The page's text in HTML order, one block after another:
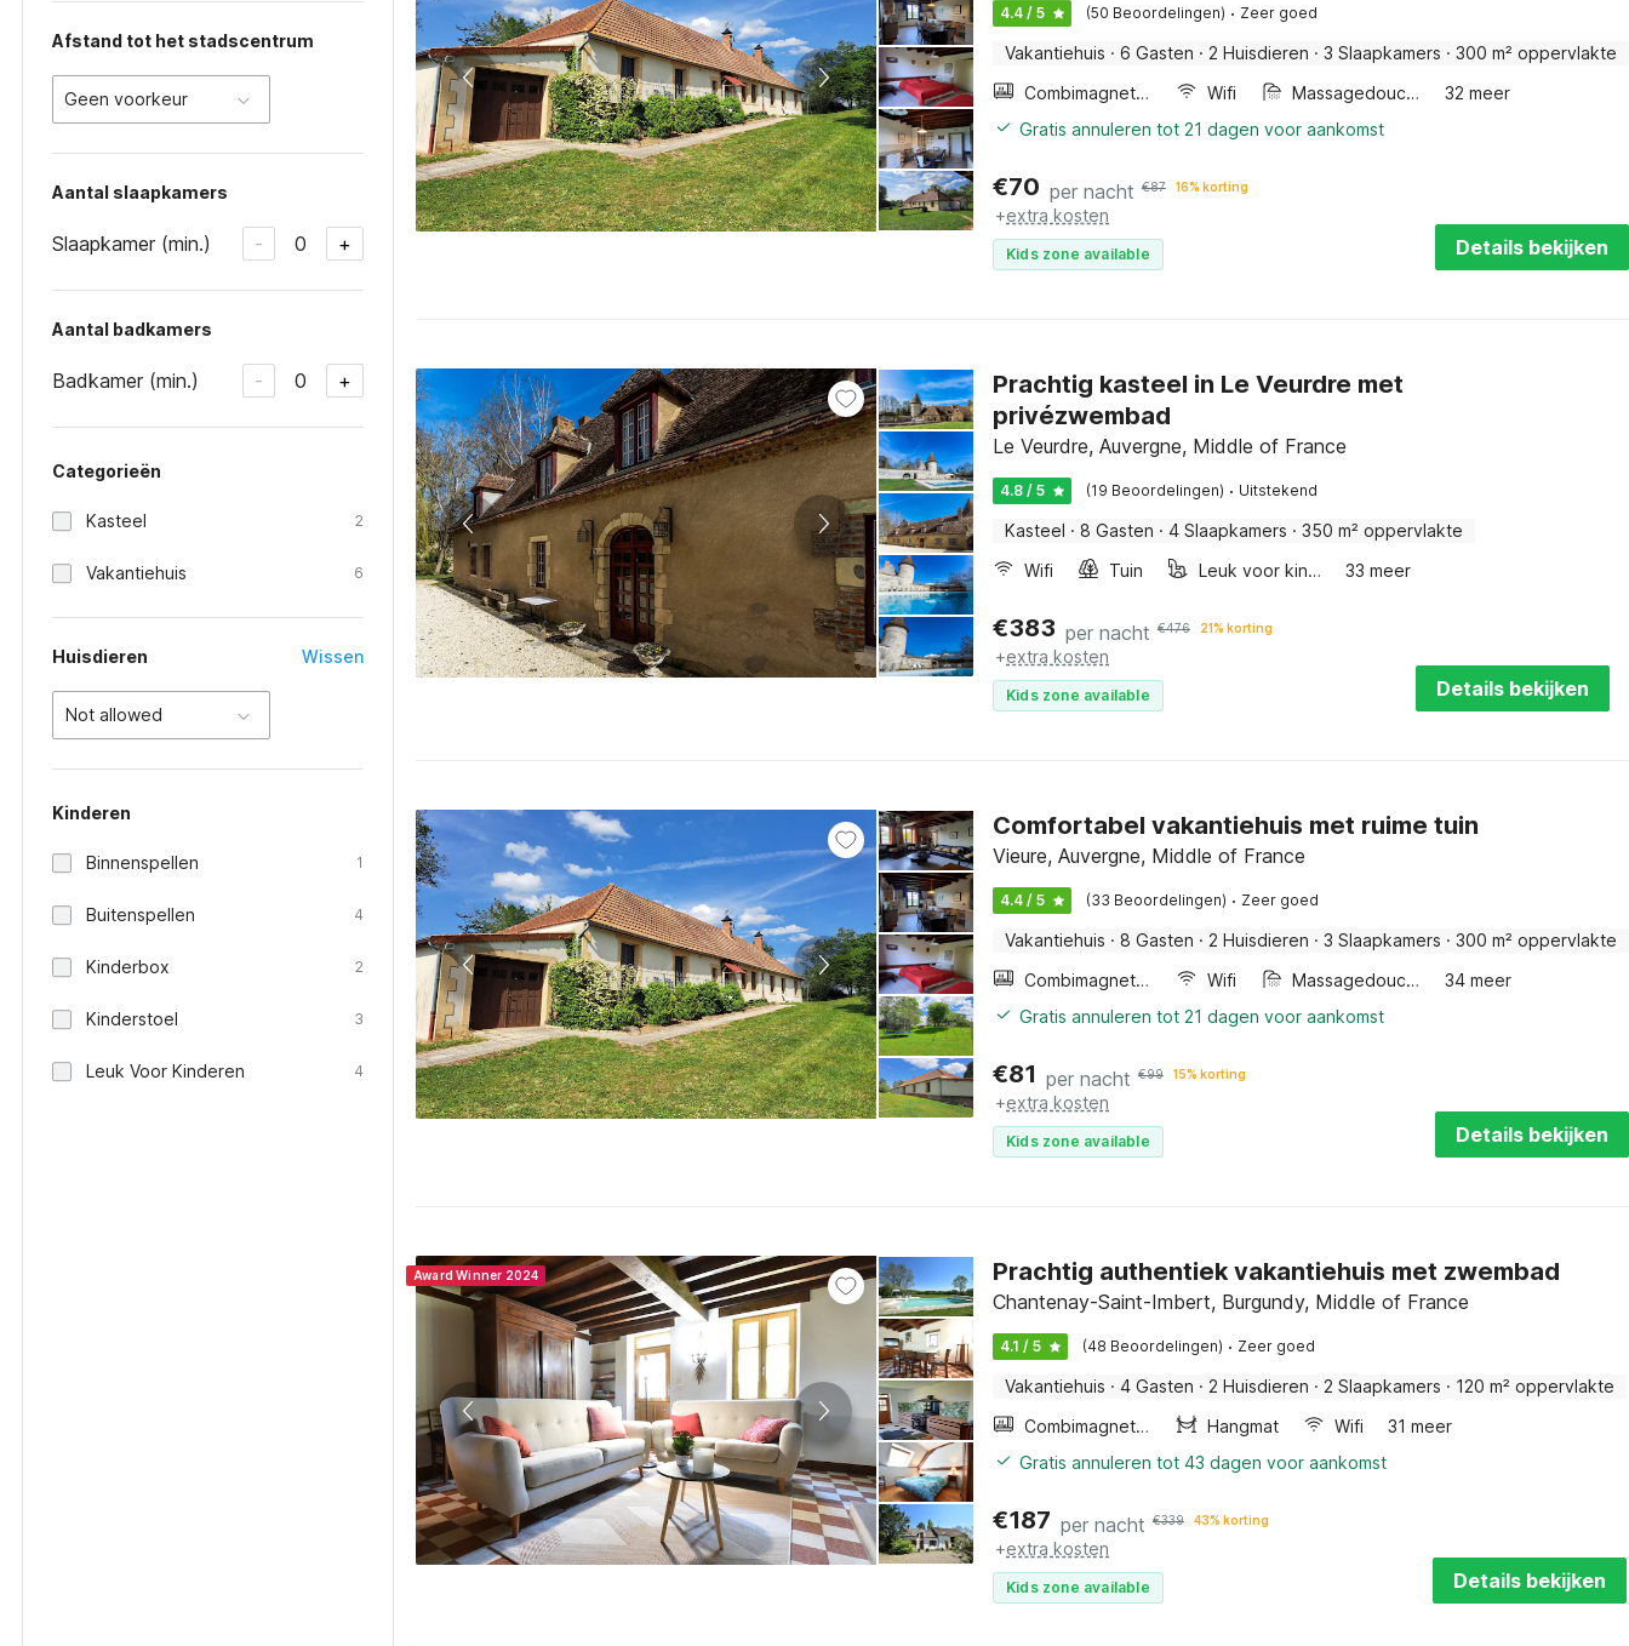
Afstand tot het stadscentrum
Geen voorkeur
Aantal slaapkamers
Slaapkamer (min.) - 0 +
Aantal badkamers
Badkamer (min.) - 0 +
Categorieën
Kasteel 2
Vakantiehuis 6
Huisdieren Wissen
Not allowed
Kinderen
Binnenspellen 1
Buitenspellen 4
Kinderbox 2
Kinderstoel 3
Leuk Voor Kinderen 4
4.4 / 5 (50 Beoordelingen) · Zeer goed
Vakantiehuis · 6 Gasten · 2 Huisdieren · 3 Slaapkamers · 300 m² oppervlakte
Combimagnetron
Wifi Massagedouche
32 meer
Gratis annuleren tot 21 dagen voor aankomst
€70 per nacht €87 16% korting
+extra kosten
Kids zone available Details bekijken
Prachtig kasteel in Le Veurdre met
privézwembad
Le Veurdre, Auvergne, Middle of France
4.8 / 5 (19 Beoordelingen) · Uitstekend
Kasteel · 8 Gasten · 4 Slaapkamers · 350 m² oppervlakte
Wifi
Tuin Leuk voor kinderen 33 meer
€383 per nacht €476 21% korting
+extra kosten
Kids zone available Details bekijken
Comfortabel vakantiehuis met ruime tuin
Vieure, Auvergne, Middle of France
4.4 / 5 (33 Beoordelingen) · Zeer goed
Vakantiehuis · 8 Gasten · 2 Huisdieren · 3 Slaapkamers · 300 m² oppervlakte
Combimagnetron
Wifi Massagedouche
34 meer
Gratis annuleren tot 21 dagen voor aankomst
€81 per nacht €99 15% korting
+extra kosten
Kids zone available Details bekijken
Award Winner 2024 Prachtig authentiek vakantiehuis met zwembad
Chantenay-Saint-Imbert, Burgundy, Middle of France
4.1 / 5 (48 Beoordelingen) · Zeer goed
Vakantiehuis · 4 Gasten · 2 Huisdieren · 2 Slaapkamers · 120 m² oppervlakte
Combimagnetron
Hangmat Wifi
31 meer
Gratis annuleren tot 43 dagen voor aankomst
€187 per nacht €339 43% korting
+extra kosten
Kids zone available Details bekijken